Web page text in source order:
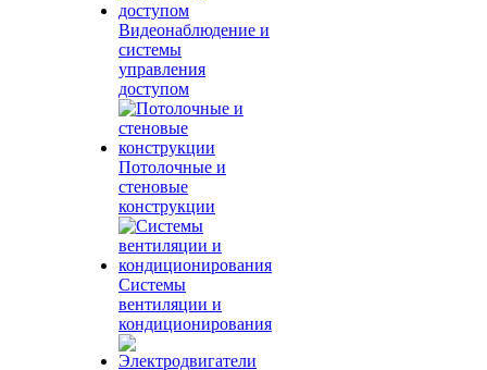
Видеонаблюдение и
системы
управления
доступом
Потолочные и
стеновые
конструкции
Системы
вентиляции и
кондиционирования